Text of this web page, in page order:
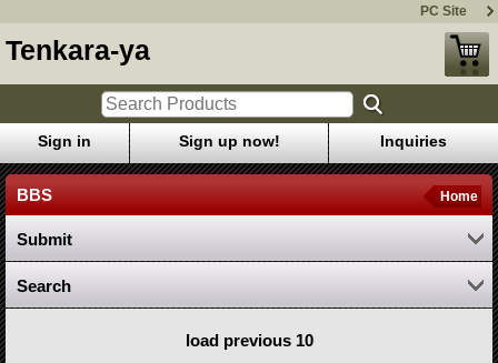
PC Site
Tenkara-ya
Sign in Sign up now! Inquiries
BBS Home
Submit
Search
load previous 10